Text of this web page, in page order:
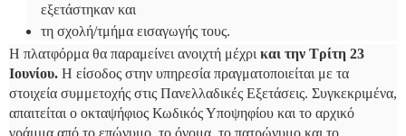
εξετάστηκαν και
τη σχολή/τμήμα εισαγωγής τους.
Η πλατφόρμα θα παραμείνει ανοιχτή μέχρι και την Τρίτη 23
Ιουνίου. Η είσοδος στην υπηρεσία πραγματοποιείται με τα
στοιχεία συμμετοχής στις Πανελλαδικές Εξετάσεις. Συγκεκριμένα,
απαιτείται ο οκταψήφιος Κωδικός Υποψηφίου και το αρχικό
γράμμα από το επώνυμο, το όνομα, το πατρώνυμο και το